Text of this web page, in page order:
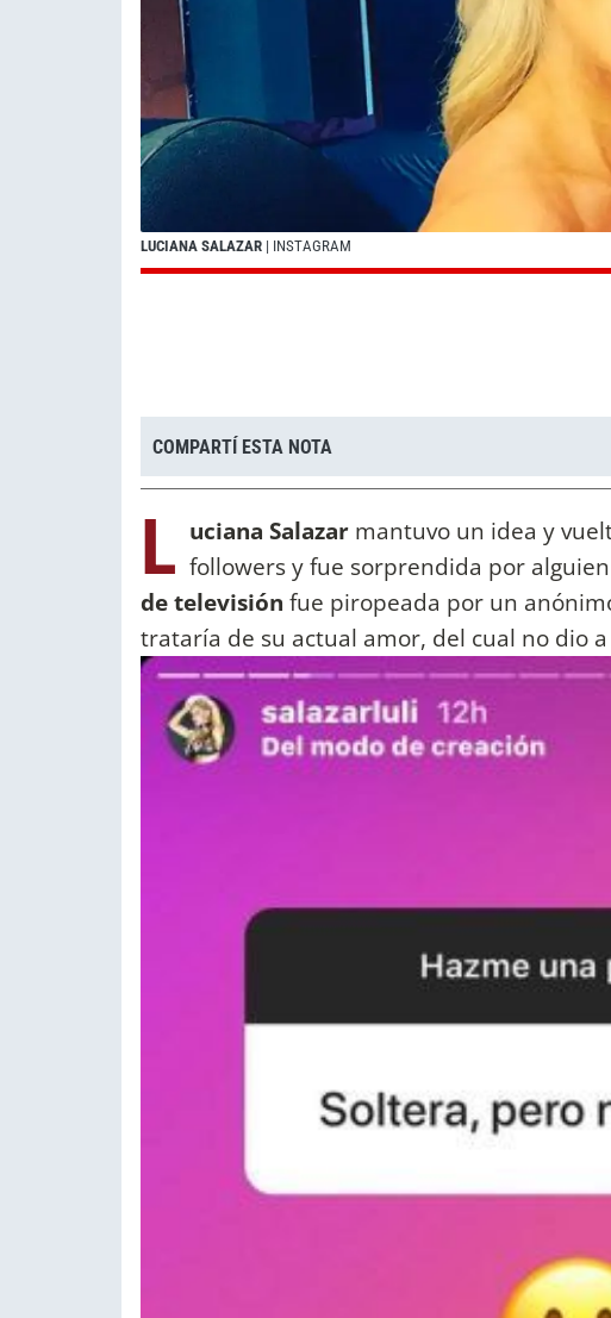
LUCIANA SALAZAR | INSTAGRAM
COMPARTÍ ESTA NOTA
L uciana Salazar mantuvo un idea y
followers y fue sorprendida por
de televisión fue piropeada por un
trataría de su actual amor, del cual no dio